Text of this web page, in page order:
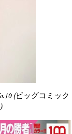
(ビッグコミック